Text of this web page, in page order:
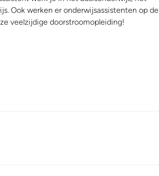
Ook werken er onderwijsassistenten op de
veelzijdige doorstroomopleiding!